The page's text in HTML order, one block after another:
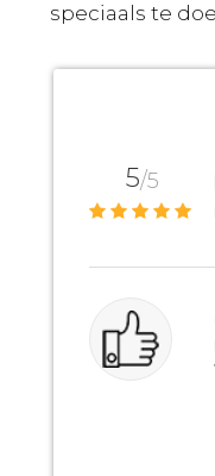
speciaals te
5/5